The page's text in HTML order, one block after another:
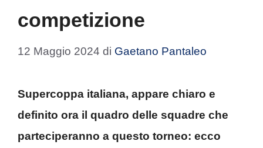
competizione
12 Maggio 2024 di Gaetano Pantaleo
Supercoppa italiana, appare chiaro e
definito ora il quadro delle squadre che
parteciperanno a questo torneo: ecco